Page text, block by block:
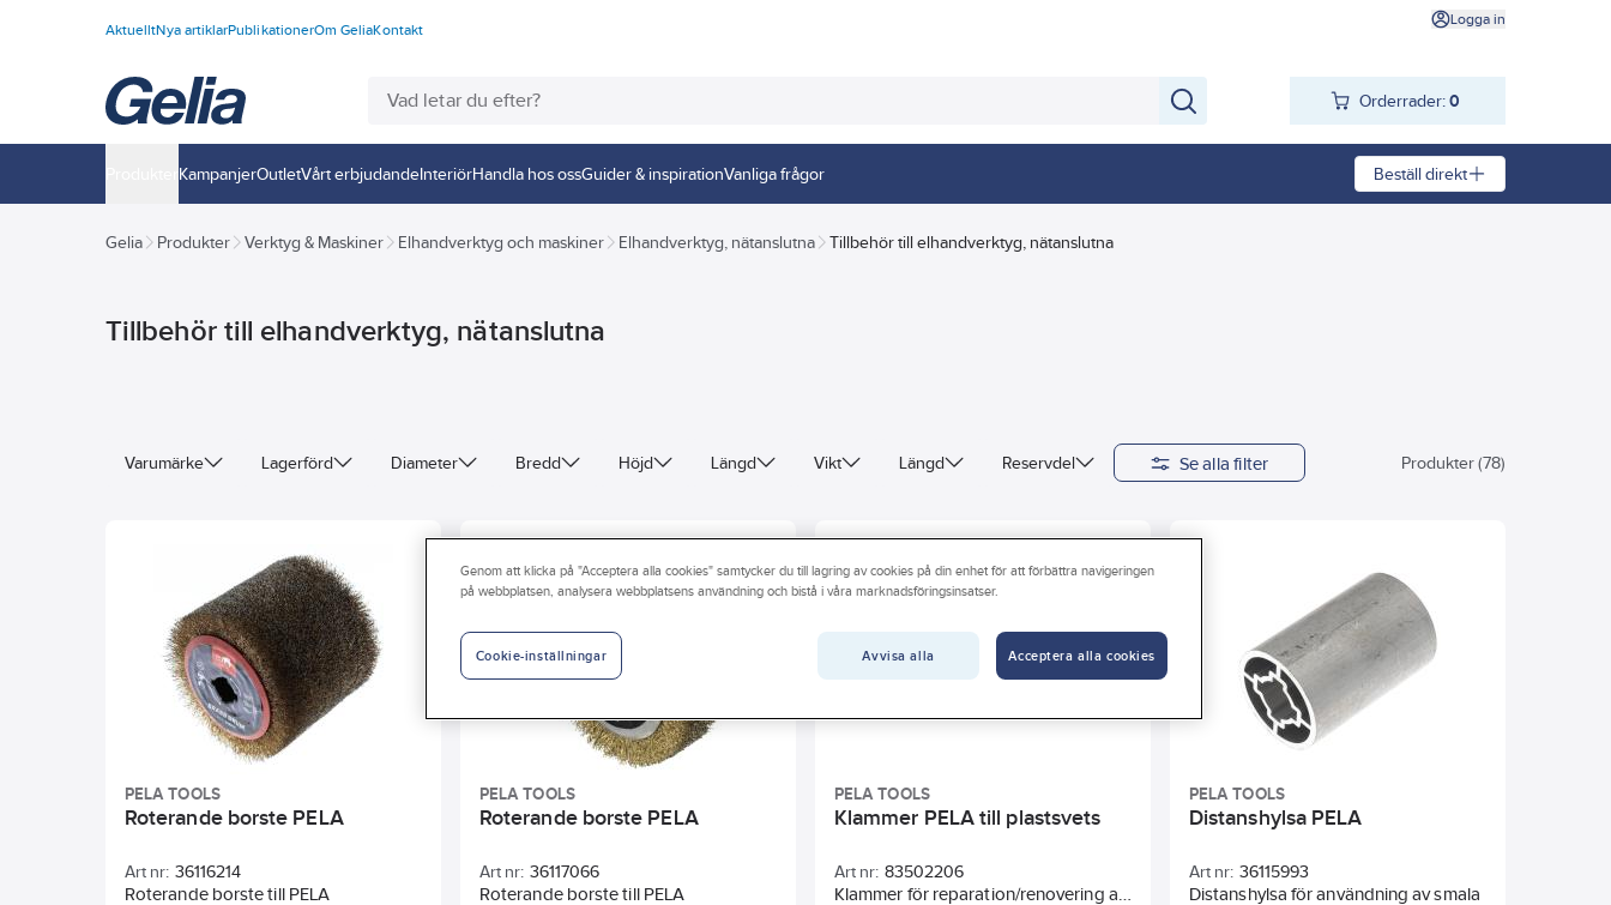
AktuelltNya artiklarPublikationerOm GeliaKontakt
Logga in
Orderrader: 0
KampanjerOutletVårt erbjudandeInteriörHandla hos ossGuider & inspirationVanliga frågor Beställ direkt
Gelia Produkter Verktyg & Maskiner Elhandverktyg och maskiner Elhandverktyg, nätanslutna Tillbehör till elhandverktyg, nätanslutna
Tillbehör till elhandverktyg, nätanslutna
Varumärke Lagerförd Diameter Bredd Höjd Längd Vikt Längd Reservdel Se alla filter Produkter (78)
PELA TOOLS
Roterande borste PELA
Art nr: 36116214
Roterande borste till PELA
PELA TOOLS
Roterande borste PELA
Art nr: 36117066
Roterande borste till PELA
PELA TOOLS
Klammer PELA till plastsvets
Art nr: 83502206
Klammer för reparation/renovering av
PELA TOOLS
Distanshylsa PELA
Art nr: 36115993
Distanshylsa för användning av smala
Genom att klicka på "Acceptera alla cookies" samtycker du till lagring av cookies på din enhet för att förbättra navigeringen
på webbplatsen, analysera webbplatsens användning och bistå i våra marknadsföringsinsatser.
Avvisa alla Acceptera alla cookies
Cookie-inställningar